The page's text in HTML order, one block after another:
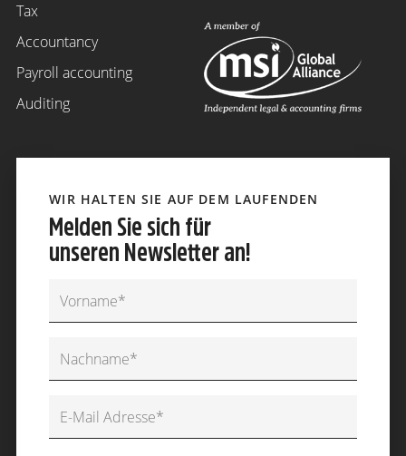
Tax
Accountancy
Payroll accounting
Auditing
WIR HALTEN SIE AUF DEM LAUFENDEN
Melden Sie sich für
unseren Newsletter an!